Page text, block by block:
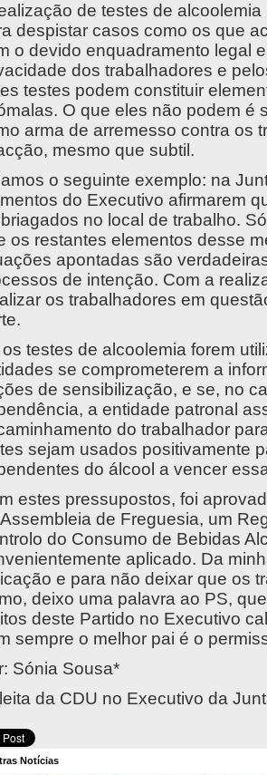
de testes de
despistar casos como os que
o devido enquadramento legal
dos trabalhadores e
testes podem constituir
O que eles não podem é
arma de arremesso contra os
mesmo que subtil.
o seguinte exemplo: na
do Executivo afirmarem
no local de trabalho.
os restantes elementos desse
apontadas são
de intenção. Com a
os trabalhadores em
os testes de alcoolemia forem
se comprometerem a
de sensibilização, e se, no
a entidade patronal
do trabalhador
sejam usados positivamente
do álcool a vencer
estes pressupostos, foi
de Freguesia, um
do Consumo de Bebidas
aplicado. Da
e para não deixar que os
deixo uma palavra ao PS,
deste Partido no Executivo
sempre o melhor pai é o
Sónia Sousa*
da CDU no Executivo da
Notícias